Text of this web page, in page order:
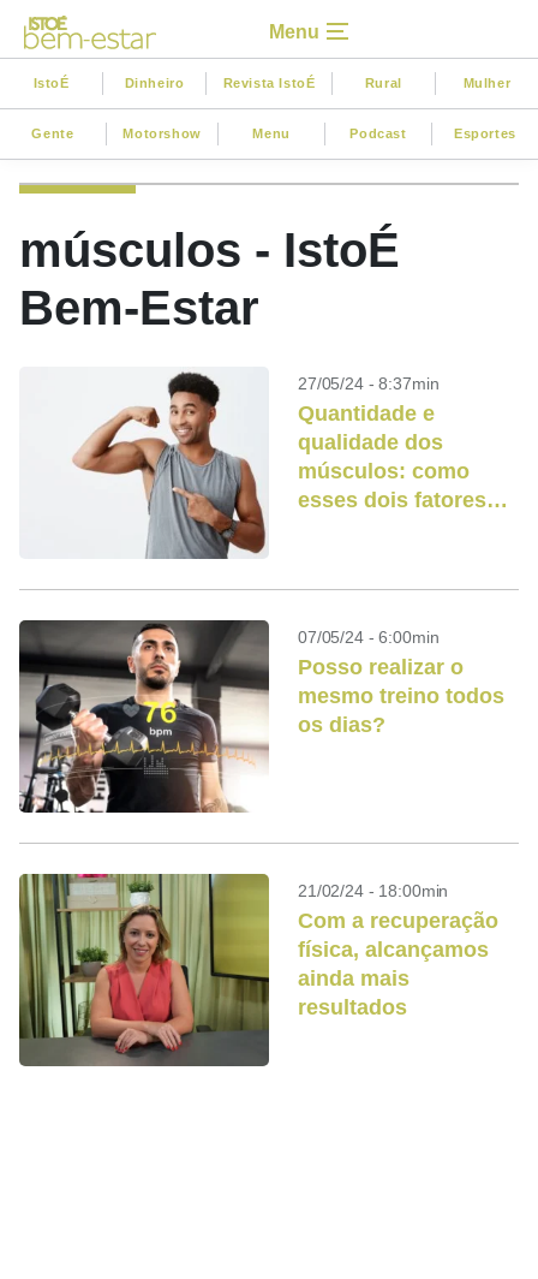
Menu
IstoÉ Dinheiro Revista IstoÉ Rural Mulher
Gente Motorshow Menu Podcast Esportes
músculos - IstoÉ
Bem-Estar
27/05/24 - 8:37min
Quantidade e
qualidade dos
músculos: como
esses dois fatores
07/05/24 - 6:00min
Posso realizar o
mesmo treino todos
os dias?
21/02/24 - 18:00min
Com a recuperação
física, alcançamos
ainda mais
resultados